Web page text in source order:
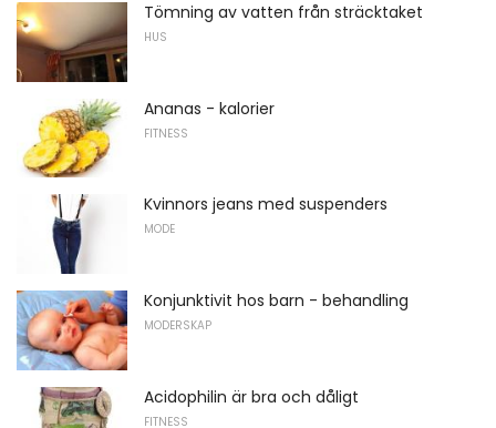
Tömning av vatten från sträcktaket
HUS
Ananas - kalorier
FITNESS
Kvinnors jeans med suspenders
MODE
Konjunktivit hos barn - behandling
MODERSKAP
Acidophilin är bra och dåligt
FITNESS